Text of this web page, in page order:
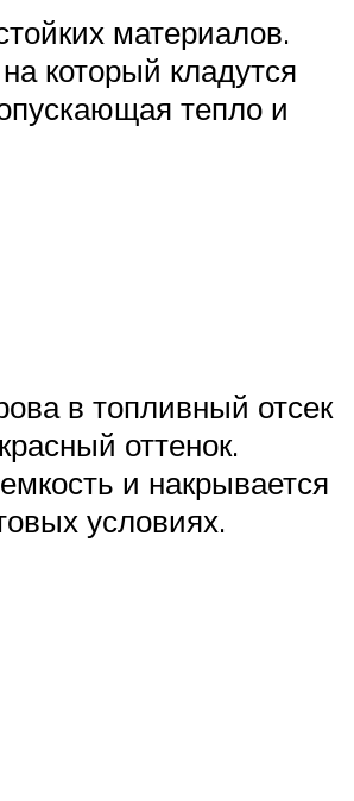
материалов.
который кладутся
тепло и
в топливный отсек
оттенок.
и накрывается
условиях.